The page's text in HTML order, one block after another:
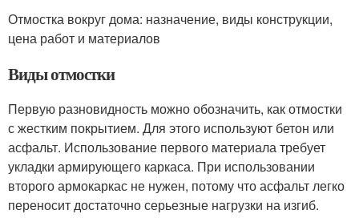
Отмостка вокруг дома: назначение, виды конструкции,
цена работ и материалов
Виды отмостки
Первую разновидность можно обозначить, как отмостки
с жестким покрытием. Для этого используют бетон или
асфальт. Использование первого материала требует
укладки армирующего каркаса. При использовании
второго армокаркас не нужен, потому что асфальт легко
переносит достаточно серьезные нагрузки на изгиб.